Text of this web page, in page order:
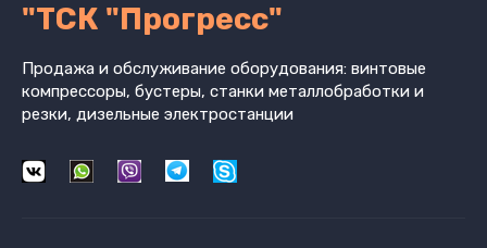
"ТСК "Прогресс"
Продажа и обслуживание оборудования: винтовые
компрессоры, бустеры, станки металлобработки и
резки, дизельные электростанции